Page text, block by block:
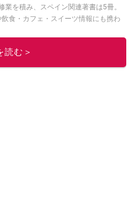
を積み、スペイン関連著書は5冊。
食・カフェ・スイーツ情報にも携わ
発信。
）ほか。
ーディネートやガイド、スペインの
読む＞